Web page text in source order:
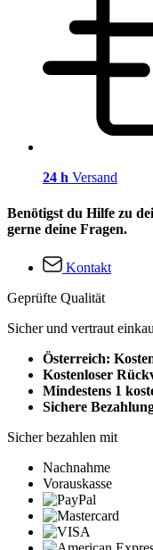
24 h Versand
Benötigst du Hilfe zu
gerne deine Fragen.
Kontakt
Geprüfte Qualität
Sicher und vertraut
Österreich:
Kostenloser
Mindestens 1
Sichere
Sicher bezahlen mit
Nachnahme
Vorauskasse